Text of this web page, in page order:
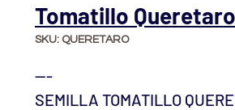
Tomatillo
SKU: QUERETARO
---
SEMILLA TOMATILLO